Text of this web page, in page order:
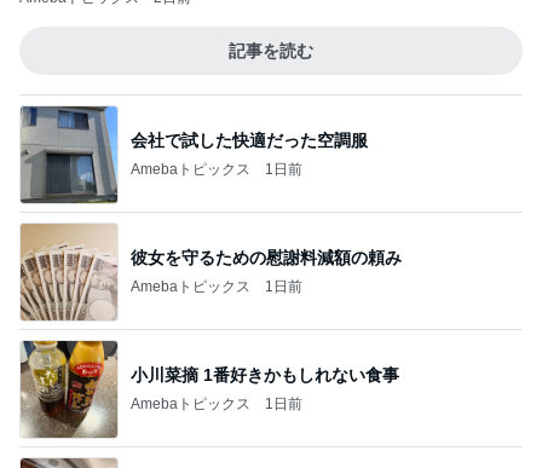
記事を読む
会社で試した快適だった空調服
Amebaトピックス 1日前
彼女を守るための慰謝料減額の頼み
Amebaトピックス 1日前
小川菜摘 1番好きかもしれない食事
Amebaトピックス 1日前